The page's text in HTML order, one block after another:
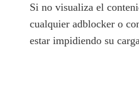
Si no visualiza el
cualquier adblocker o
estar impidiendo su